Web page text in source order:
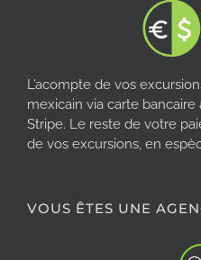
L’acompte de vos
mexicain via carte
Stripe. Le reste de votre
de vos excursions, en
VOUS ÊTES UNE